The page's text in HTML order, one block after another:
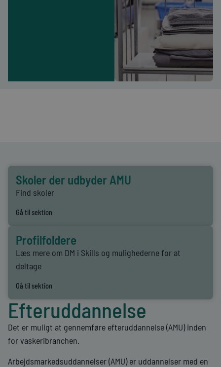
Skoler der udbyder AMU
Find skoler
Gå til sektion
Profilfoldere
Læs mere om DM i Skills og mulighederne for at
deltage
Gå til sektion
Efteruddannelse
Det er muligt at gennemføre efteruddannelse (AMU) inden
for vaskeribranchen.
Arbejdsmarkedsuddannelser (AMU) er uddannelser med en